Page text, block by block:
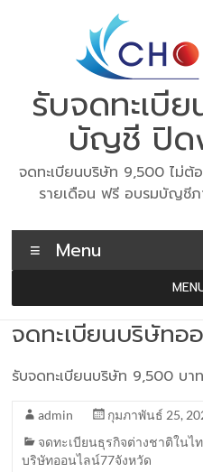
รับจดทะเบี
บัญชี ปิด
จดทะเบียนบริษัท 9,500 ไม่ต้
รายเดือน ฟรี อบรมบัญชีภ
Menu
จดทะเบียนบริษัทอ
รับจดทะเบียนบริษัท 9,500 บา
admin
กุมภาพันธ์ 25,
จดทะเบียนธุรกิจต่างชาติในไ
บริษัทออนไลน์77จังหวัด